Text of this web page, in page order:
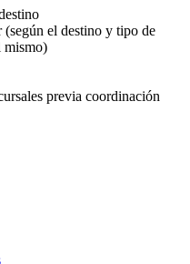
(según el destino y tipo de
mismo)
previa coordinación